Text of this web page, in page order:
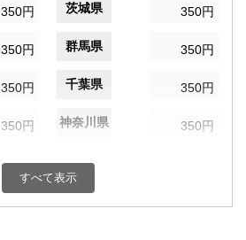
350円 茨城県 350円
350円 群馬県 350円
350円 千葉県 350円
350円 神奈川県 350円
350円 富山県
すべて表示